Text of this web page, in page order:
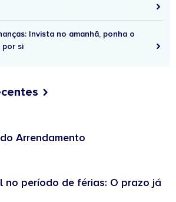
Invista no amanhã, ponha o
por si
Arrendamento
no período de férias: O prazo já